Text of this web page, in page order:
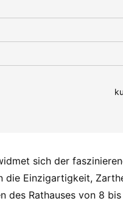
sich der
die Einzigartigkeit,
des Rathauses von 8